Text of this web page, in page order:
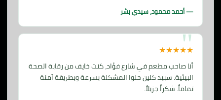
— أحمد محمود، سيدي بشر
★★★★★
أنا صاحب مطعم في شارع فؤاد، كنت خايف من رقابة الصحة
البيئية. سبيد كلين حلوا المشكلة بسرعة وبطريقة آمنة
تماماً. شكراً جزيلاً.